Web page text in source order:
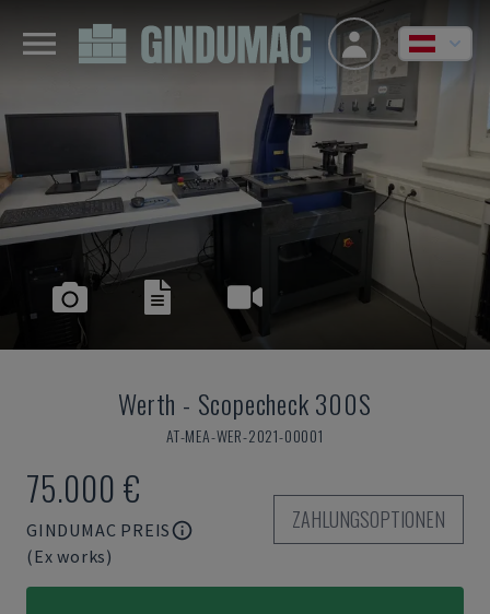
Werth - Scopecheck 300S
AT-MEA-WER-2021-00001
75.000 €
GINDUMAC PREIS
(Ex works)
ZAHLUNGSOPTIONEN